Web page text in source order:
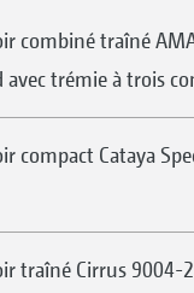
combiné traîné
avec trémie à trois
compact Cataya
traîné Cirrus 9004-